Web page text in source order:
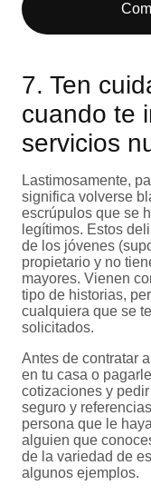
7. Ten
cuando te
servicios
Lastimosamente,
significa volverse
escrúpulos que se
legítimos. Estos
de los jóvenes
propietario y no
mayores. Vienen
tipo de historias,
cualquiera que se
solicitados.
Antes de contratar
en tu casa o
cotizaciones y
seguro y
persona que le
alguien que
de la variedad de
algunos ejemplos.